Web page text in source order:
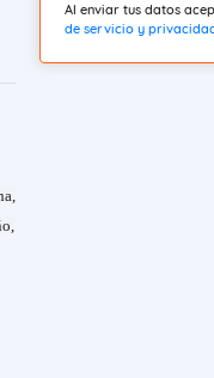
Al enviar tus datos
de servicio y